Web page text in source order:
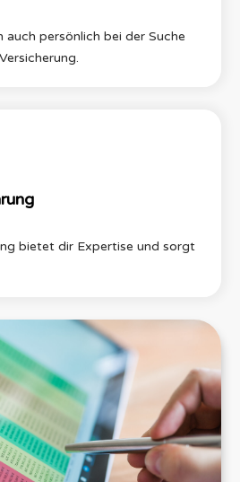
persönlich bei der Suche
bietet dir Expertise und sorgt